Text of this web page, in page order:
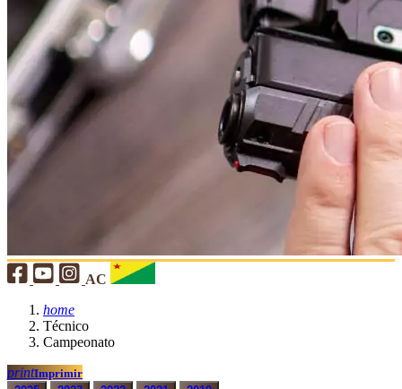
AC
home
Técnico
Campeonato
printImprimir